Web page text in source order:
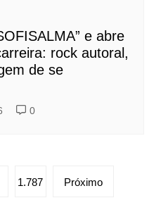
e abre
rock autoral,
de se
0
1.787 Próximo